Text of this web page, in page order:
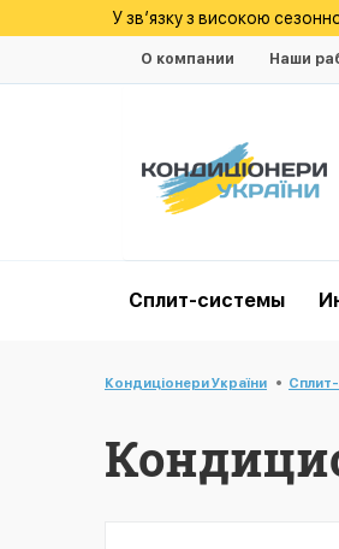
У зв’язку з високою
О компании Наши
Cплит-системы
Кондиціонери України